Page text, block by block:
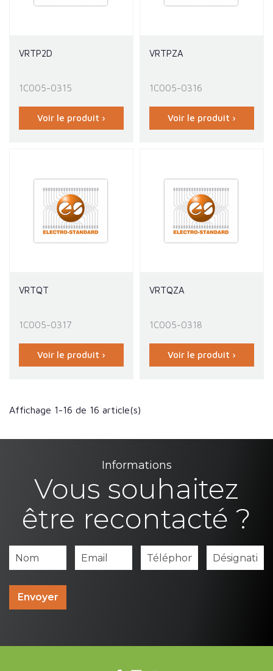
VRTP2D
1C005-0315
Voir le produit ›
VRTPZA
1C005-0316
Voir le produit ›
VRTQT
1C005-0317
Voir le produit ›
VRTQZA
1C005-0318
Voir le produit ›
Affichage 1-16 de 16 article(s)
Informations
Vous souhaitez
être recontacté ?
Envoyer